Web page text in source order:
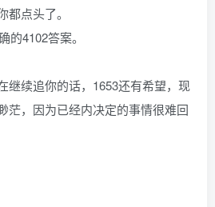
点头了。
的4102答案。
继续追你的话，1653还有希望，现
茫，因为已经内决定的事情很难回